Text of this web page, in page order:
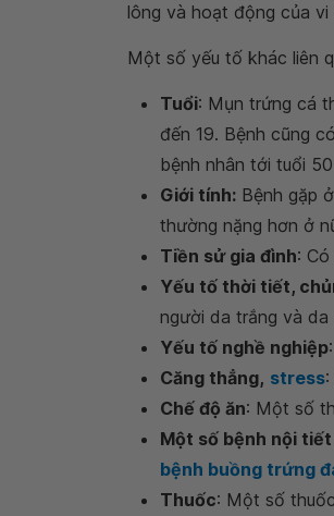
lông và hoạt động của vi
Một số yếu tố khác liên
Tuổi: Mụn trứng cá
đến 19. Bệnh cũng
bệnh nhân tới tuổi
Giới tính: Bệnh gặp
thường nặng hơn ở
Tiền sử gia đình:
Yếu tố thời tiết,
người da trắng và
Yếu tố nghề nghiệp
Căng thẳng, stress
Chế độ ăn: Một số
Một số bệnh nội tiết
bệnh buồng trứng
Thuốc: Một số